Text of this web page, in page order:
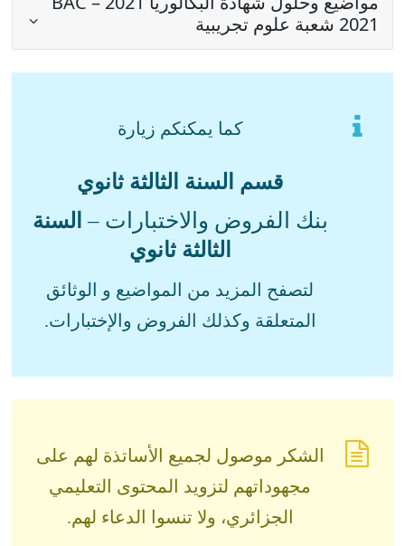
2021 شعبة علوم تجريبية
كما يمكنكم زيارة
قسم السنة الثالثة ثانوي
بنك الفروض والاختبارات – السنة
الثالثة ثانوي
لتصفح المزيد من المواضيع و الوثائق
المتعلقة وكذلك الفروض والإختبارات.
الشكر موصول لجميع الأساتذة لهم على
مجهوداتهم لتزويد المحتوى التعليمي
الجزائري، ولا تنسوا الدعاء لهم.